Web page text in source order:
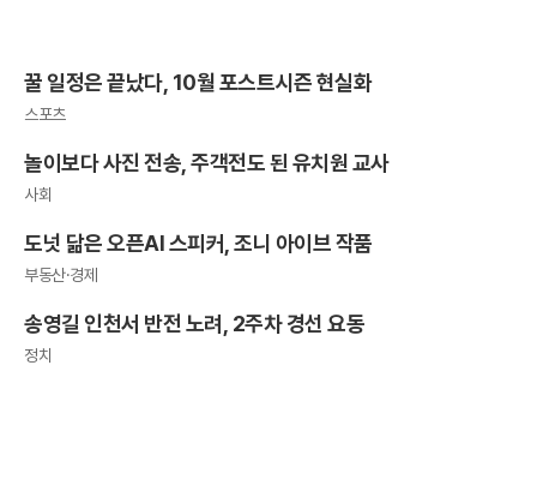
꿀 일정은 끝났다, 10월 포스트시즌 현실화
스포츠
놀이보다 사진 전송, 주객전도 된 유치원 교사
사회
도넛 닮은 오픈AI 스피커, 조니 아이브 작품
부동산·경제
송영길 인천서 반전 노려, 2주차 경선 요동
정치